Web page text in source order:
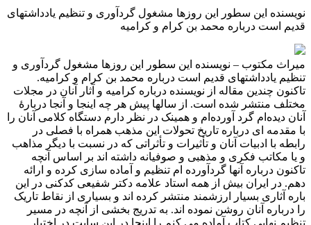
نویسنده این سطور این روزها مشغول گردآوری و تنظیم یادداشتهای
قدیم است درباره محمد بن کرام و کرامیه
میراث مکتوب – نویسنده این سطور این روزها مشغول گردآوری و
تنظیم یادداشتهای قدیم است درباره محمد بن کرام و کرامیه.
تاکنون چندین مقاله از نویسنده درباره کرامیه و آثار آنان در مجلات
مختلف منتشر شده است. از سالها پیش هر چه اینجا و آنجا دربارهٔ
آنان دیده‌ام گرد آورده‌ام و همینک در نظر دارم دستگاه کلامی آنان را
با مقدمه ای درباره تاریخ تحولات این مذهب همراه با فصلی در
رابطه با ادبیات آنان و تأثیرات و تأثراتی که در نسبت با دیگر مذاهب
و یا مکاتب فکری و مذهبی و صوفیانه داشته اند بر اساس آنچه
تاکنون درباره آنها گردآورده ام تنظیم و آماده سازی کرده و ارائه
دهم. در ایران بیش از همه استاد علامه دکتر شفیعی کدکنی در این
باره آثاری بسیار ارزشمند منتشر کرده اند و بسیاری از نقاط تاریک
را درباره آنان روشن نموده اند. به تدریج بخشی از آنچه در مسیر
تنظیم نهایی کتاب آماده می کنم را اینجا در این سایت در اختیار